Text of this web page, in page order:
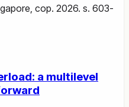
cop. 2026. s. 603-
a multilevel